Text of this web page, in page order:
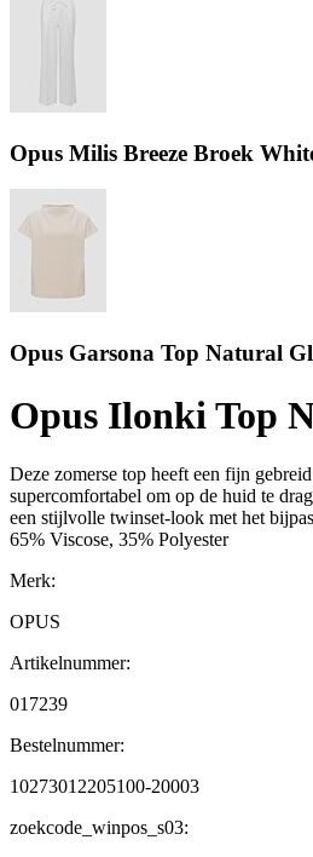
Opus Milis Breeze Broek
Opus Garsona Top Natural
Opus Ilonki Top
Deze zomerse top heeft een fijn
supercomfortabel om op de huid te
een stijlvolle twinset-look met het
65% Viscose, 35% Polyester
Merk:
OPUS
Artikelnummer:
017239
Bestelnummer:
10273012205100-20003
zoekcode_winpos_s03: